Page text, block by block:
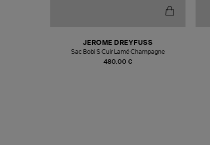
480,00 €
JEROME DREYFUSS
Sac Bobi S Cuir Lamé Champagne